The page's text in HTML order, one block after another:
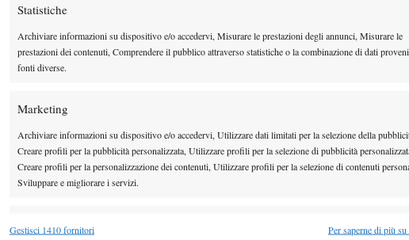
Statistiche
Archiviare informazioni su dispositivo e/o accedervi, Misurare le prestazioni degli annunci, Misurare le
prestazioni dei contenuti, Comprendere il pubblico attraverso statistiche o la combinazione di dati
fonti diverse.
Marketing
Archiviare informazioni su dispositivo e/o accedervi, Utilizzare dati limitati per la selezione della
Creare profili per la pubblicità personalizzata, Utilizzare profili per la selezione di pubblicità
Creare profili per la personalizzazione dei contenuti, Utilizzare profili per la selezione di contenuti
Sviluppare e migliorare i servizi.
Funzionalità
Gestisci 1410 fornitori Per saperne di più
disputato che per l’intero percorso
tennistico: “Pablo è un giocatore
di riferimento per il tennis spagnolo.È difficile quando
Rafa e Carlos accanto a te”.
potuto aspettare unacrescita del genere da parte dello
lui: “
al Roland Garros. Quello che voglio è vincere e giocare il